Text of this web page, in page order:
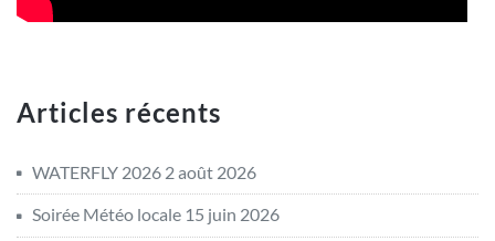
Articles récents
WATERFLY 2026 2 août 2026
Soirée Météo locale 15 juin 2026